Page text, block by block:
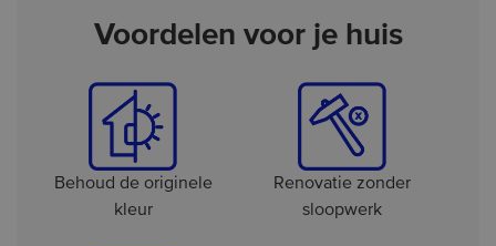
Voordelen voor je huis
Behoud de originele
kleur
Renovatie zonder
sloopwerk